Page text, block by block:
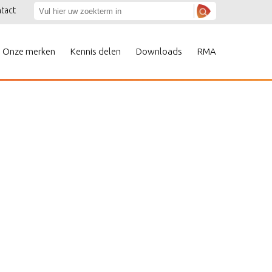
Onze merken Kennis delen Downloads RMA